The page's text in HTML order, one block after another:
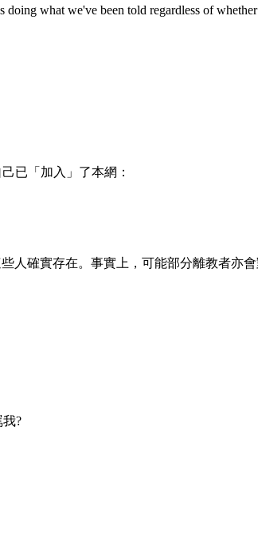
what we've been told regardless of
已「加入」了本網：
確實存在。事實上，可能部分離教者亦
?